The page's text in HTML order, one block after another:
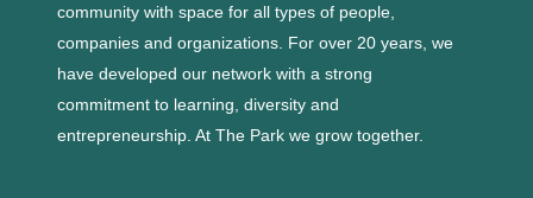
community with space for all types of people,
companies and organizations. For over 20 years, we
have developed our network with a strong
commitment to learning, diversity and
entrepreneurship. At The Park we grow together.